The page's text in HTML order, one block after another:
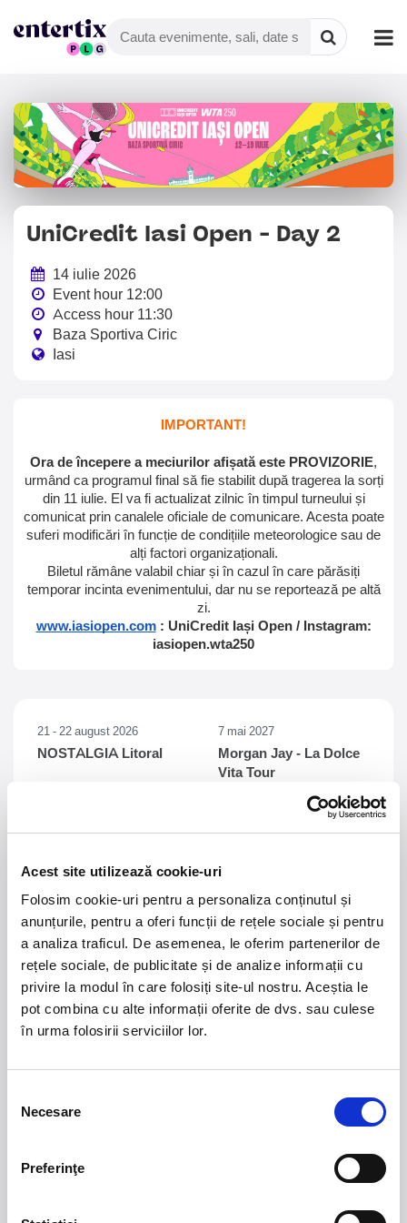
Acest site utilizează cookie-uri
Folosim cookie-uri pentru a personaliza conținutul și
anunțurile, pentru a oferi funcții de rețele sociale și pentru
a analiza traficul. De asemenea, le oferim partenerilor de
rețele sociale, de publicitate și de analize informații cu
privire la modul în care folosiți site-ul nostru. Aceștia le
pot combina cu alte informații oferite de dvs. sau culese
în urma folosirii serviciilor lor.
consimțământului
Necesare
Preferinţe
IMPORTANT!
Ora de începere a meciurilor afișată este PROVIZORIE,
urmând ca programul final să fie stabilit după tragerea la sorți
din 11 iulie. El va fi actualizat zilnic în timpul turneului și
comunicat prin canalele oficiale de comunicare. Acesta poate
suferi modificări în funcție de condițiile meteorologice sau de
alți factori organizaționali.
Biletul rămâne valabil chiar și în cazul în care părăsiți
temporar incinta evenimentului, dar nu se reportează pe altă
zi.
www.iasiopen.com: UniCredit Iași Open / Instagram:
iasiopen.wta250
UniCredit Iasi Open - Day 2
14 iulie 2026
Event hour 12:00
Access hour 11:30
Baza Sportiva Ciric
Iasi
21 - 22 august 2026
NOSTALGIA Litoral
7 mai 2027
Morgan Jay - La Dolce
Vita Tour
Sala Palatului, Bucuresti
Summer Well 2026
Domeniul Stirbey Voda, Buftea
CLASSIC
Trends
1. Blackbriar - A Thousand Little Deaths Tour-
Blackbriar ajunge la București pe 27 septembrie,
pentru un concert la Quantic. Turneul promovează
Deaths, un material ce explorează teme precum
versuri captivante și puternice sonorități symphonic
50 YEARS OF BONEY M
Pe 15 decembrie, la
Sala Palatului, legenda disco Liz Mitchell, vocea